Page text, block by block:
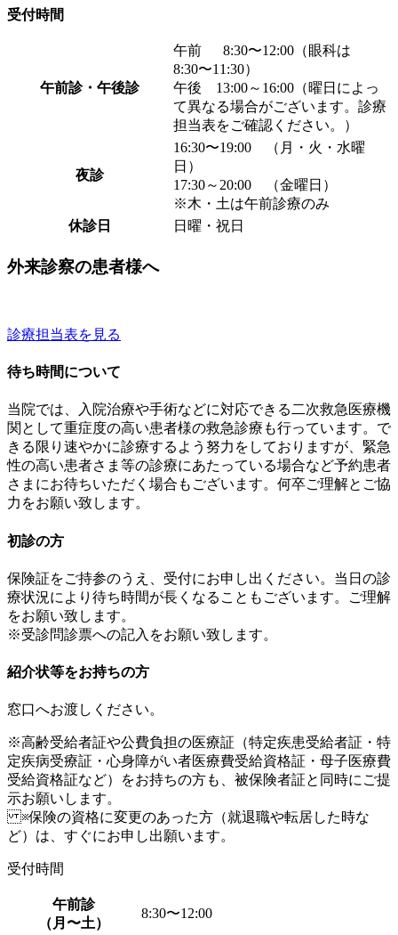
受付時間
午前診・午後診
午前 8:30〜12:00（眼科は
8:30〜11:30）
午後 13:00～16:00（曜日によっ
て異なる場合がございます。診療
担当表をご確認ください。）
夜診
16:30〜19:00 （月・火・水曜
日）
17:30～20:00 （金曜日）
※木・土は午前診療のみ
休診日
日曜・祝日
外来診察の患者様へ
診療担当表を見る
待ち時間について
当院では、入院治療や手術などに対応できる二次救急医療機
関として重症度の高い患者様の救急診療も行っています。で
きる限り速やかに診療するよう努力をしておりますが、緊急
性の高い患者さま等の診療にあたっている場合など予約患者
さまにお待ちいただく場合もございます。何卒ご理解とご協
力をお願い致します。
初診の方
保険証をご持参のうえ、受付にお申し出ください。当日の診
療状況により待ち時間が長くなることもございます。ご理解
をお願い致します。
※受診問診票への記入をお願い致します。
紹介状等をお持ちの方
窓口へお渡しください。
※高齢受給者証や公費負担の医療証（特定疾患受給者証・特
定疾病受療証・心身障がい者医療費受給資格証・母子医療費
受給資格証など）をお持ちの方も、被保険者証と同時にご提
示お願いします。
※保険の資格に変更のあった方（就退職や転居した時な
ど）は、すぐにお申し出願います。
受付時間
午前診
（月〜土）
8:30〜12:00